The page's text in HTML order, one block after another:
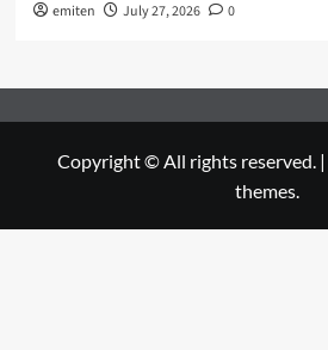
emiten July 27, 2026 0
Copyright © All rights reserved. |
themes.